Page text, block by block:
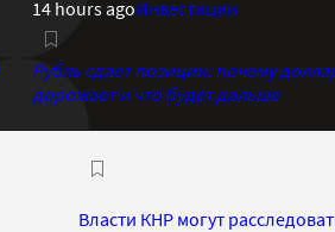
14 hours agoИнвестиции
Рубль сдает позиции: почему
дорожает и что будет дальше
Власти КНР могут